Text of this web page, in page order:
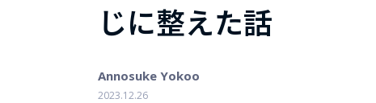
じに整えた話
Annosuke Yokoo
2023.12.26